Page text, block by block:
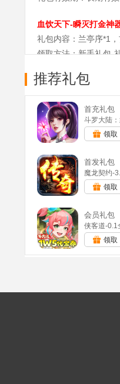
血饮天下-瞬灭打金神
礼包内容：兰亭序*1
领取方法：新手礼包-
血饮天下-瞬灭打金神
礼包内容：幸运强化保
领取方法：新手礼包-
礼包有效期：长期有
推荐礼包
首充礼包
领取
首发礼包
领取
会员礼包
领取